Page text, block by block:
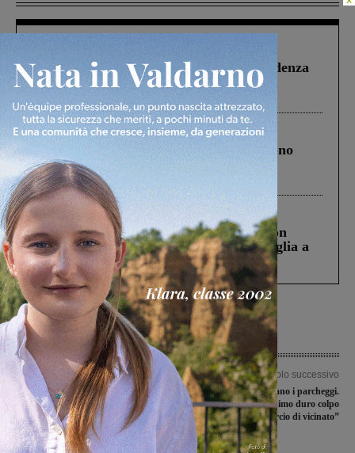
Piscina di Figline finanziata oltre la scadenza
Pnrr, il gruppo di Fratelli d’Italia: “Un
ringraziamento al Governo”
Cronaca 4 Agosto 2026
Un anno fa la strage in A1 in cui morirono
Gianni, Giulia e Franco. Lo schianto, il
processo, lo stop ai sorpassi fra tir....
Cronaca 3 Agosto 2026
Scomparso da una struttura di Castiglion
Fiorentino l’uomo che aveva ucciso la figlia a
Levane nel 2020
Articolo precedente
Consiglio comunale, le opposizioni:
“La maggioranza ha dimenticato di
convocare quello di gennaio”
Articolo successivo
San Giovanni, rincarano i parcheggi.
Confesercenti: “Ennesimo duro colpo
al commercio di vicinato”